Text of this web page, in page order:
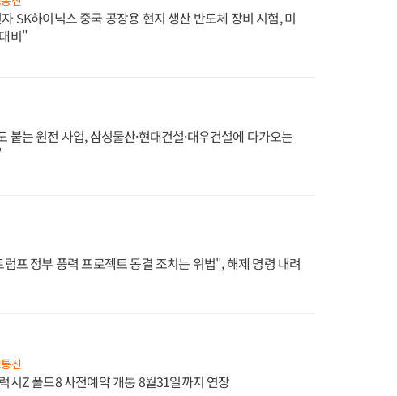
SK하이닉스 중국 공장용 현지 생산 반도체 장비 시험, 미
비"
붙는 원전 사업, 삼성물산·현대건설·대우건설에 다가오는
프 정부 풍력 프로젝트 동결 조치는 위법", 해제 명령 내려
신
시Z 폴드8 사전예약 개통 8월31일까지 연장